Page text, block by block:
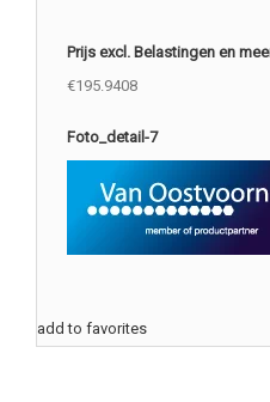
Prijs excl. Belastingen en
€195.9408
Foto_detail-7
add to favorites